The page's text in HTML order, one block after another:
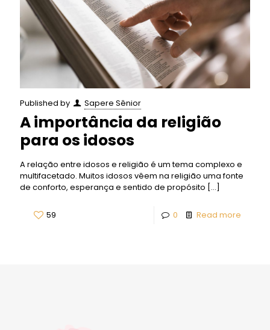
Published by Sapere Sênior
A importância da religião
para os idosos
A relação entre idosos e religião é um tema complexo e
multifacetado. Muitos idosos vêem na religião uma fonte
de conforto, esperança e sentido de propósito […]
59 0 Read more